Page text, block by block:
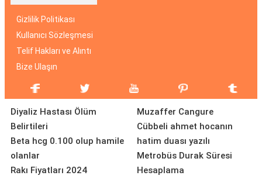
Gizlilik Politikası
Kullanıcı Sözleşmesi
Telif Hakları ve Alıntı
Bize Ulaşın
Diyaliz Hastası Ölüm
Belirtileri
Beta hcg 0.100 olup hamile
olanlar
Rakı Fiyatları 2024
Muzaffer Cangure
Cübbeli ahmet hocanın
hatim duası yazılı
Metrobüs Durak Süresi
Hesaplama